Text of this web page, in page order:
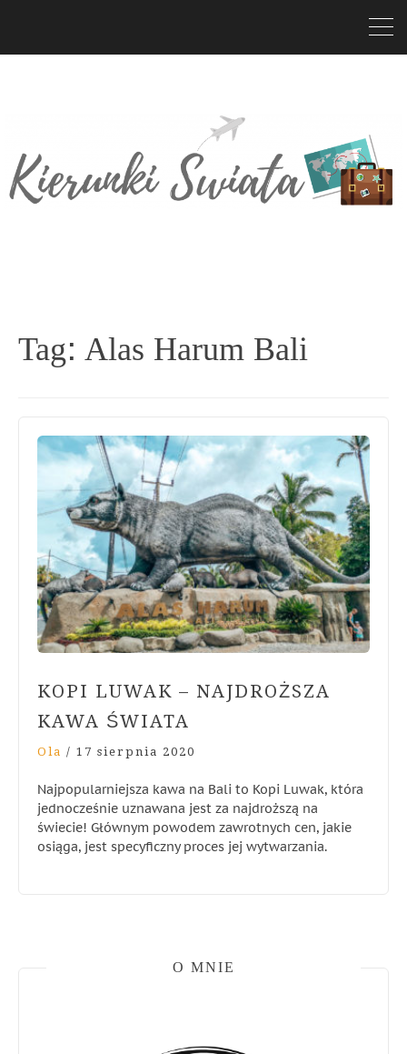
Tag:Alas Harum Bali
KOPI LUWAK – NAJDROŻSZA
KAWA ŚWIATA
Ola / 17 sierpnia 2020
Najpopularniejsza kawa na Bali to Kopi Luwak, która
jednocześnie uznawana jest za najdroższą na
świecie! Głównym powodem zawrotnych cen, jakie
osiąga, jest specyficzny proces jej wytwarzania.
O MNIE